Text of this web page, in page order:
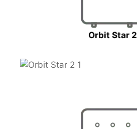
Orbit Star 2